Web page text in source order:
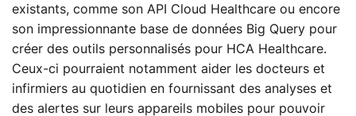
existants, comme son API Cloud Healthcare ou encore
son impressionnante base de données Big Query pour
créer des outils personnalisés pour HCA Healthcare.
Ceux-ci pourraient notamment aider les docteurs et
infirmiers au quotidien en fournissant des analyses et
des alertes sur leurs appareils mobiles pour pouvoir